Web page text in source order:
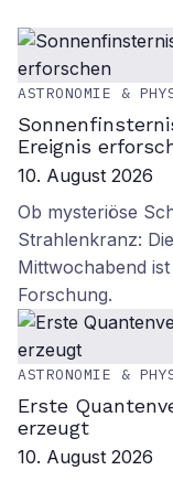
ASTRONOMIE &
Ereignis
10. August 2026
Ob mysteriöse
Strahlenkranz:
Mittwochabend
Forschung.
ASTRONOMIE &
Erste
erzeugt
10. August 2026